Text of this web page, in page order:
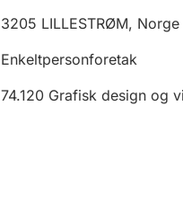
3205 LILLESTRØM, Norge
Enkeltpersonforetak
74.120 Grafisk design og